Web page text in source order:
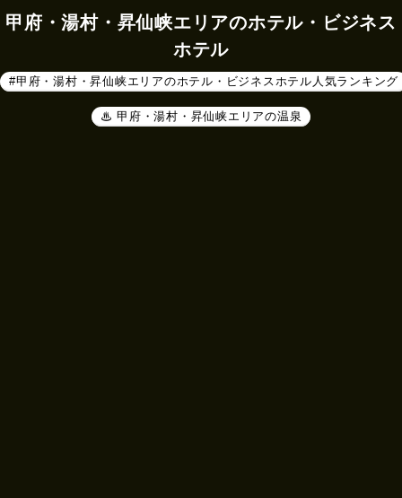
甲府・湯村・昇仙峡エリアのホテル・ビジネス
ホテル
#甲府・湯村・昇仙峡エリアのホテル・ビジネスホテル人気ランキング
♨ 甲府・湯村・昇仙峡エリアの温泉